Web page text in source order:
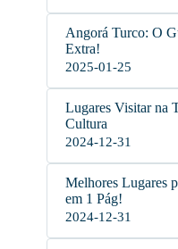
Angorá Turco: O
Extra!
2025-01-25
Lugares Visitar na
Cultura
2024-12-31
Melhores Lugares
em 1 Pág!
2024-12-31